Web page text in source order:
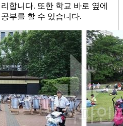
합니다. 또한 학교 바로 옆에
부를 할 수 있습니다.